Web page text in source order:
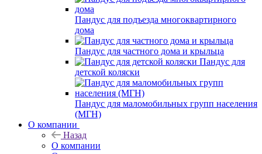
Пандус для подъезда многоквартирного
дома
Пандус для частного дома и крыльца
Пандус для
детской коляски
Пандус для маломобильных групп населения
(МГН)
О компании
Назад
О компании